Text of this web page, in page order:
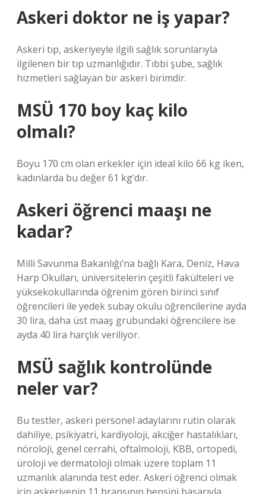
Askeri doktor ne iş yapar?
Askeri tıp, askeriyeyle ilgili sağlık sorunlarıyla
ilgilenen bir tıp uzmanlığıdır. Tıbbi şube, sağlık
hizmetleri sağlayan bir askeri birimdir.
MSÜ 170 boy kaç kilo
olmalı?
Boyu 170 cm olan erkekler için ideal kilo 66 kg iken,
kadınlarda bu değer 61 kg’dır.
Askeri öğrenci maaşı ne
kadar?
Milli Savunma Bakanlığı’na bağlı Kara, Deniz, Hava
Harp Okulları, üniversitelerin çeşitli fakülteleri ve
yüksekokullarında öğrenim gören birinci sınıf
öğrencileri ile yedek subay okulu öğrencilerine ayda
30 lira, daha üst maaş grubundaki öğrencilere ise
ayda 40 lira harçlık veriliyor.
MSÜ sağlık kontrolünde
neler var?
Bu testler, askeri personel adaylarını rutin olarak
dahiliye, psikiyatri, kardiyoloji, akciğer hastalıkları,
nöroloji, genel cerrahi, oftalmoloji, KBB, ortopedi,
üroloji ve dermatoloji olmak üzere toplam 11
uzmanlık alanında test eder. Askeri öğrenci olmak